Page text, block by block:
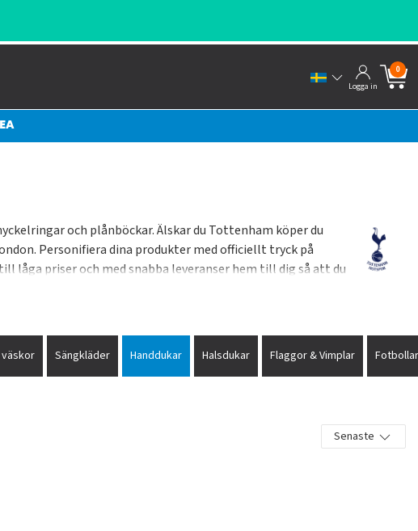
Logga in
0
och plånböckar. Älskar du Tottenham köper du
Personifiera dina produkter med officiellt tryck på
låga priser och med snabba leveranser hem till dig så att du
Sängkläder Handdukar Halsdukar Flaggor & Vimplar Fotbollar
Senaste